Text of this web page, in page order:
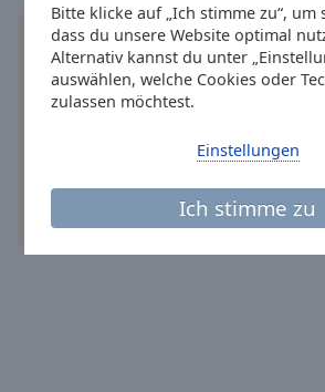
Bitte klicke auf „Ich stimme zu“, um
dass du unsere Website optimal
Alternativ kannst du unter
auswählen, welche Cookies oder
zulassen möchtest.
Ich stimme zu
Einstellungen
Family
Installieren Sie gratis
Smartphone die Online Radio
Sie Ihr Lieblingsradio online an,
andere Optionen